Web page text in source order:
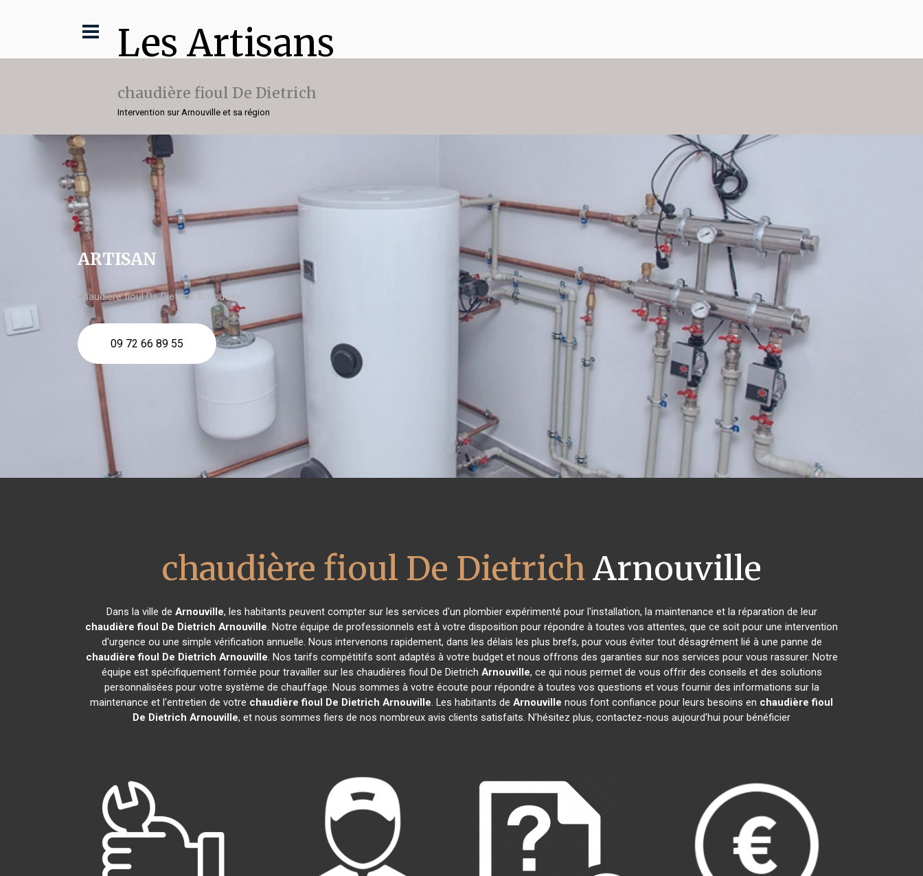
Les Artisans
chaudière fioul De Dietrich
Intervention sur Arnouville et sa région
ARTISAN
chaudière fioul De Dietrich Arnouville
09 72 66 89 55
chaudière fioul De Dietrich Arnouville
Dans la ville de Arnouville, les habitants peuvent compter sur les services d'un plombier expérimenté pour l'installation, la maintenance et la réparation de leur
chaudière fioul De Dietrich Arnouville. Notre équipe de professionnels est à votre disposition pour répondre à toutes vos attentes, que ce soit pour une intervention
d'urgence ou une simple vérification annuelle. Nous intervenons rapidement, dans les délais les plus brefs, pour vous éviter tout désagrément lié à une panne de
chaudière fioul De Dietrich Arnouville. Nos tarifs compétitifs sont adaptés à votre budget et nous offrons des garanties sur nos services pour vous rassurer. Notre
équipe est spécifiquement formée pour travailler sur les chaudières fioul De Dietrich Arnouville, ce qui nous permet de vous offrir des conseils et des solutions
personnalisées pour votre système de chauffage. Nous sommes à votre écoute pour répondre à toutes vos questions et vous fournir des informations sur la
maintenance et l'entretien de votre chaudière fioul De Dietrich Arnouville. Les habitants de Arnouville nous font confiance pour leurs besoins en chaudière fioul
De Dietrich Arnouville, et nous sommes fiers de nos nombreux avis clients satisfaits. N'hésitez plus, contactez-nous aujourd'hui pour bénéficier